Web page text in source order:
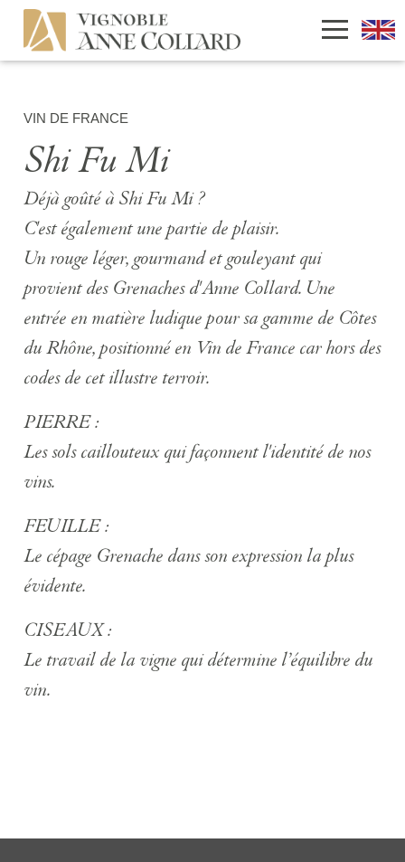
VIN DE FRANCE
Shi Fu Mi
Déjà goûté à Shi Fu Mi ?
C'est également une partie de plaisir.
Un rouge léger, gourmand et gouleyant qui
provient des Grenaches d'Anne Collard. Une
entrée en matière ludique pour sa gamme de Côtes
du Rhône, positionné en Vin de France car hors des
codes de cet illustre terroir.
PIERRE :
Les sols caillouteux qui façonnent l'identité de nos
vins.
FEUILLE :
Le cépage Grenache dans son expression la plus
évidente.
CISEAUX :
Le travail de la vigne qui détermine l’équilibre du
vin.